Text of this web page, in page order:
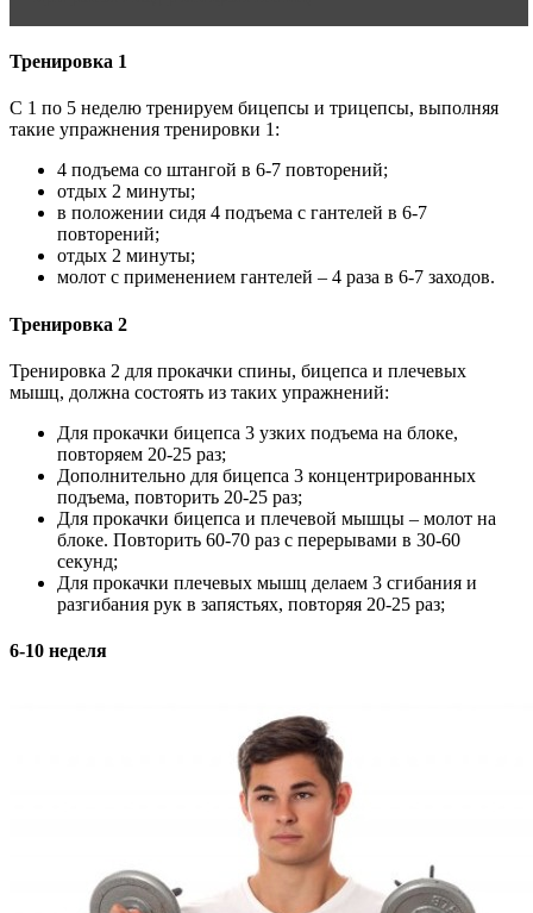
Тренировка 1
С 1 по 5 неделю тренируем бицепсы и трицепсы, выполняя
такие упражнения тренировки 1:
4 подъема со штангой в 6-7 повторений;
отдых 2 минуты;
в положении сидя 4 подъема с гантелей в 6-7
повторений;
отдых 2 минуты;
молот с применением гантелей – 4 раза в 6-7 заходов.
Тренировка 2
Тренировка 2 для прокачки спины, бицепса и плечевых
мышц, должна состоять из таких упражнений:
Для прокачки бицепса 3 узких подъема на блоке,
повторяем 20-25 раз;
Дополнительно для бицепса 3 концентрированных
подъема, повторить 20-25 раз;
Для прокачки бицепса и плечевой мышцы – молот на
блоке. Повторить 60-70 раз с перерывами в 30-60
секунд;
Для прокачки плечевых мышц делаем 3 сгибания и
разгибания рук в запястьях, повторяя 20-25 раз;
6-10 неделя